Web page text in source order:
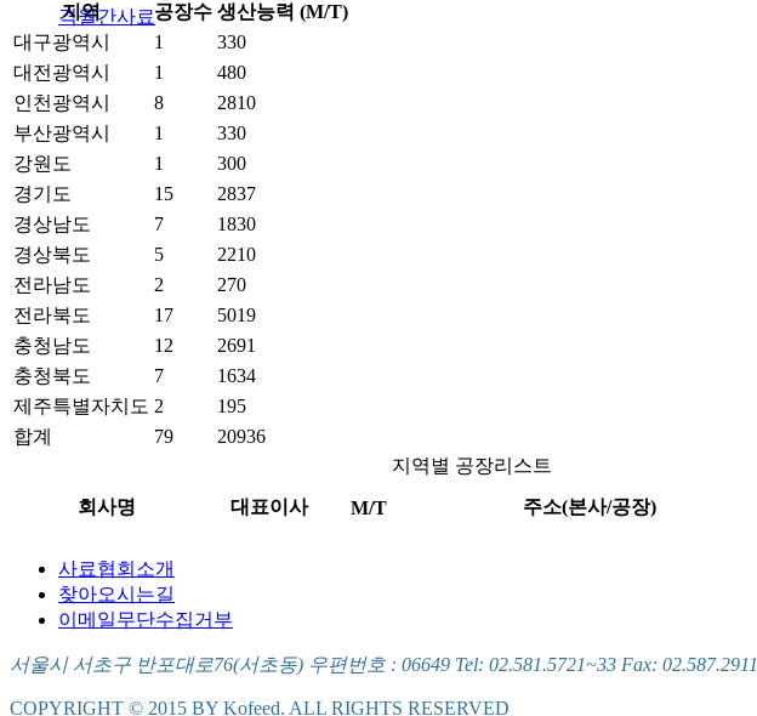
격월간사료
지역
공장수 생산능력 (M/T)
대구광역시
1
330
대전광역시
1
480
인천광역시
8
2810
부산광역시
1
330
강원도
1
300
경기도
15
2837
경상남도
7
1830
경상북도
5
2210
전라남도
2
270
전라북도
17
5019
충청남도
12
2691
충청북도
7
1634
제주특별자치도 2
195
합계
79
20936
지역별 공장리스트
회사명
대표이사 M/T 주소(본사/공장)
사료협회소개
찾아오시는길
이메일무단수집거부
서울시 서초구 반포대로76(서초동) 우편번호 : 06649 Tel: 02.581.5721~33 Fax: 02.587.2911
COPYRIGHT © 2015 BY Kofeed. ALL RIGHTS RESERVED